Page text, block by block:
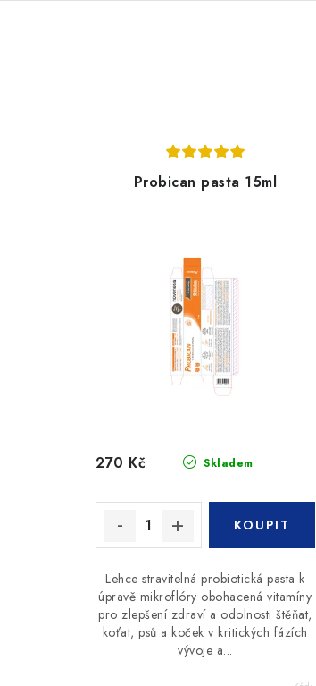
Probican pasta 15ml
Skladem
270 Kč
Lehce stravitelná probiotická pasta k
úpravě mikroflóry obohacená vitamíny
pro zlepšení zdraví a odolnosti štěňat,
koťat, psů a koček v kritických fázích
vývoje a...